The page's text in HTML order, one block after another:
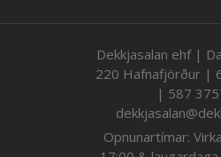
Dekkjasalan ehf |
220 Hafnafjörður |
| 587
Opnunartímar: